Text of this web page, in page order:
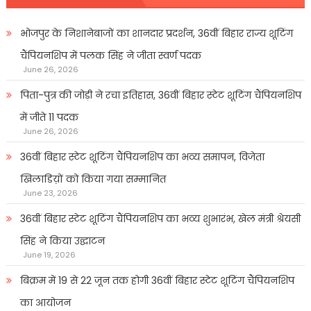
भोजपुर के निशानेबाजों का शानदार प्रदर्शन, 36वीं बिहार राज्य शूटिंग
चैंपियनशिप में पलक सिंह ने जीता स्वर्ण पदक
June 26, 2026
पिता-पुत्र की जोड़ी ने रचा इतिहास, 36वीं बिहार स्टेट शूटिंग चैंपियनशिप
में जीते 11 पदक
June 26, 2026
36वीं बिहार स्टेट शूटिंग चैंपियनशिप का भव्य समापन, विजेता
खिलाडिय़ों को किया गया सम्मानित
June 23, 2026
36वीं बिहार स्टेट शूटिंग चैंपियनशिप का भव्य शुभारंभ, खेल मंत्री श्रेयसी
सिंह ने किया उद्घाटन
June 19, 2026
बिक्रम में 19 से 22 जून तक होगी 36वीं बिहार स्टेट शूटिंग चैंपियनशिप
का आयोजन